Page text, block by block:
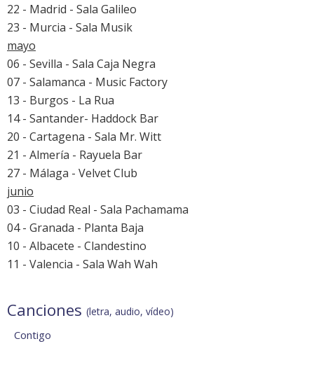
22 - Madrid - Sala Galileo
23 - Murcia - Sala Musik
mayo
06 - Sevilla - Sala Caja Negra
07 - Salamanca - Music Factory
13 - Burgos - La Rua
14 - Santander- Haddock Bar
20 - Cartagena - Sala Mr. Witt
21 - Almería - Rayuela Bar
27 - Málaga - Velvet Club
junio
03 - Ciudad Real - Sala Pachamama
04 - Granada - Planta Baja
10 - Albacete - Clandestino
11 - Valencia - Sala Wah Wah
Canciones (letra, audio, vídeo)
Contigo